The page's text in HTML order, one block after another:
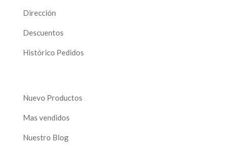
Dirección
Descuentos
Histórico Pedidos
Nuevo Productos
Mas vendidos
Nuestro Blog